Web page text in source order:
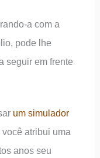
a com a
pode lhe
seguir em frente
um simulador
você atribui uma
anos seu